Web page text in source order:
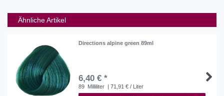
Ähnliche Artikel
Directions alpine green 89ml
6,40 € *
89 Milliliter | 71,91 € / Liter